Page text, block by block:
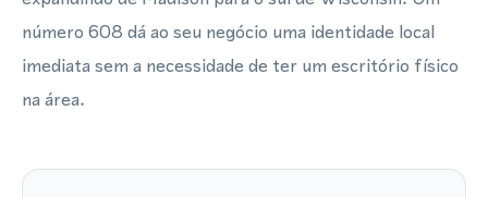
número 608 dá ao seu negócio uma identidade local
imediata sem a necessidade de ter um escritório físico
na área.